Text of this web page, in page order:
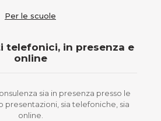
Per le scuole
telefonici, in presenza e
online
sia in presenza presso le
presentazioni, sia telefoniche, sia
online.